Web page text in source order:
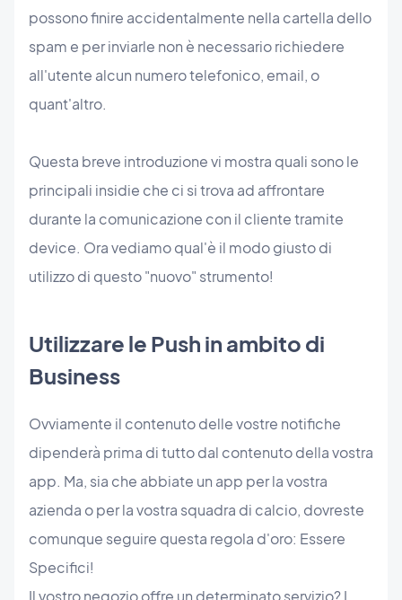
possono finire accidentalmente nella cartella dello
spam e per inviarle non è necessario richiedere
all'utente alcun numero telefonico, email, o
quant'altro.
Questa breve introduzione vi mostra quali sono le
principali insidie che ci si trova ad affrontare
durante la comunicazione con il cliente tramite
device. Ora vediamo qual'è il modo giusto di
utilizzo di questo "nuovo" strumento!
Utilizzare le Push in ambito di
Business
Ovviamente il contenuto delle vostre notifiche
dipenderà prima di tutto dal contenuto della vostra
app. Ma, sia che abbiate un app per la vostra
azienda o per la vostra squadra di calcio, dovreste
comunque seguire questa regola d'oro: Essere
Specifici!
Il vostro negozio offre un determinato servizio? I